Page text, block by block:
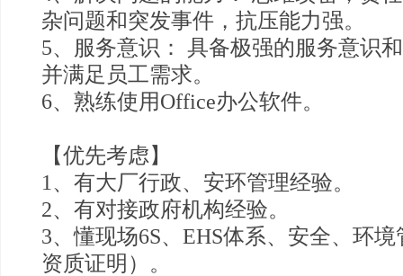
杂问题和突发事件，抗压能力强。
5、服务意识： 具备极强的服务意识
并满足员工需求。
6、熟练使用Office办公软件。
【优先考虑】
1、有大厂行政、安环管理经验。
2、有对接政府机构经验。
3、懂现场6S、EHS体系、安全、环
资质证明）。